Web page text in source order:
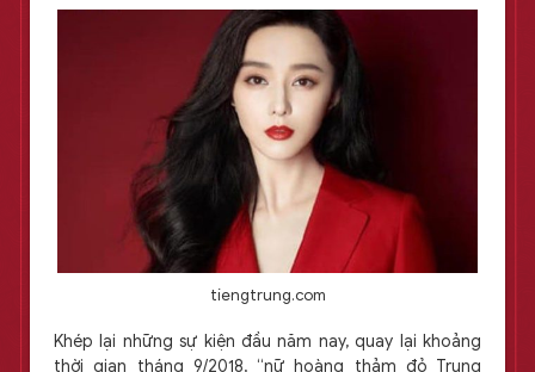
tiengtrung.com
Khép lại những sự kiện đầu năm nay, quay lại khoảng
thời gian tháng 9/2018, “nữ hoàng thảm đỏ Trung